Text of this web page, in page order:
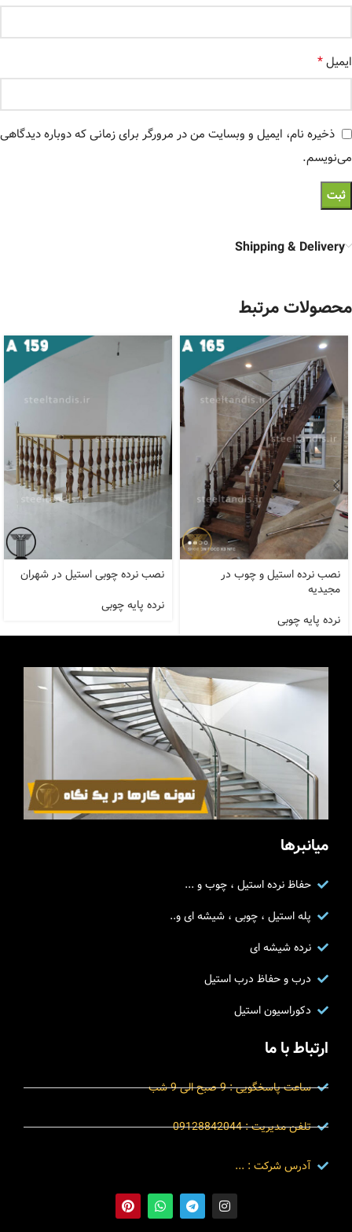
ایمیل*
ذخیره نام، ایمیل و وبسایت من در مرورگر برای زمانی که دوباره دیدگاهی
می‌نویسم.
Shipping & Delivery
محصولات مرتبط
نصب نرده استیل و چوب در
مجیدیه
نرده پایه چوبی
نصب نرده چوبی استیل در شهران
نرده پایه چوبی
میانبرها
حفاظ نرده استیل ، چوب و ...
پله استیل ، چوبی ، شیشه ای و..
نرده شیشه ای
درب و حفاظ درب استیل
دکوراسیون استیل
ارتباط با ما
ساعت پاسخگویی : 9 صبح الی 9 شب
تلفن مدیریت : 09128842044
آدرس شرکت : ...